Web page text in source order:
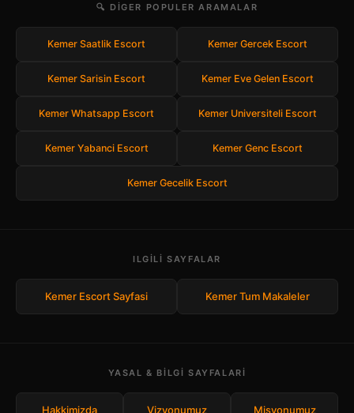
🔍 DIGER POPULER ARAMALAR
Kemer Saatlik Escort Kemer Gercek Escort
Kemer Sarisin Escort Kemer Eve Gelen Escort
Kemer Whatsapp Escort Kemer Universiteli Escort
Kemer Yabanci Escort Kemer Genc Escort
Kemer Gecelik Escort
ILGILI SAYFALAR
Kemer Escort Sayfasi Kemer Tum Makaleler
YASAL & BILGI SAYFALARI
Hakkimizda Vizyonumuz Misyonumuz